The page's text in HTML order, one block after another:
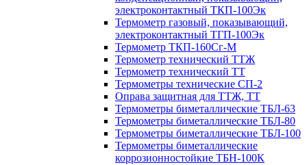
электроконтактный ТКП-100Эк
Термометр газовый, показывающий,
электроконтактный ТГП-100Эк
Термометр ТКП-160Сг-М
Термометр технический ТТЖ
Термометр технический ТТ
Термометры технические СП-2
Оправа защитная для ТТЖ, ТТ
Термометры биметаллические ТБЛ-63
Термометры биметаллические ТБЛ-80
Термометры биметаллические ТБЛ-100
Термометры биметаллические
коррозионностойкие ТБН-100К